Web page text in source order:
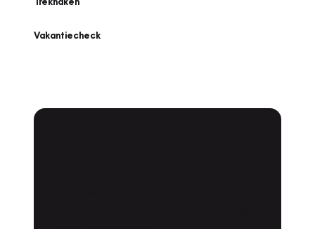
Vakantiecheck